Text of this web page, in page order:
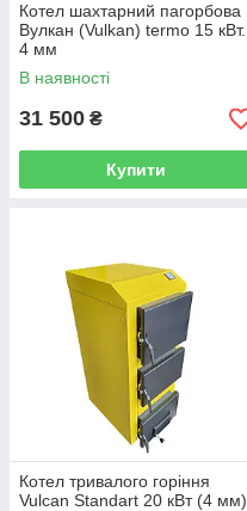
Котел шахтарний пагорбова
Вулкан (Vulkan) termo 15 кВт.
4 мм
В наявності
31 500 ₴
Купити
Котел тривалого горіння
Vulcan Standart 20 кВт (4 мм)